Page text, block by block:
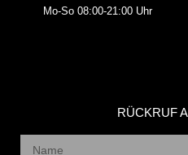
Mo-So 08:00-21:00 Uhr
RÜCKRUF